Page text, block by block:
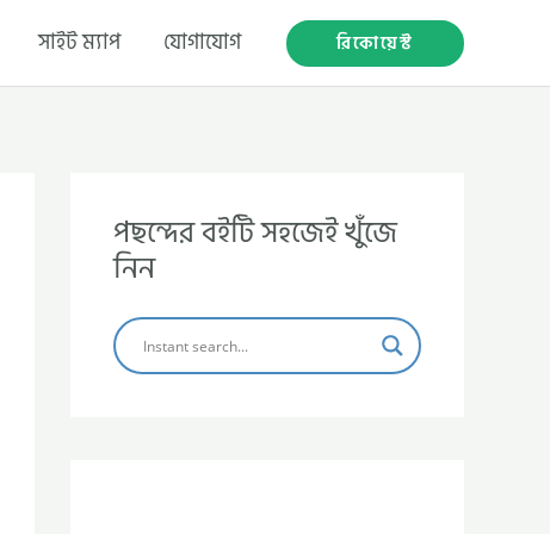
সাইট ম্যাপ যোগাযোগ রিকোয়েস্ট
পছন্দের বইটি সহজেই খুঁজে
নিন